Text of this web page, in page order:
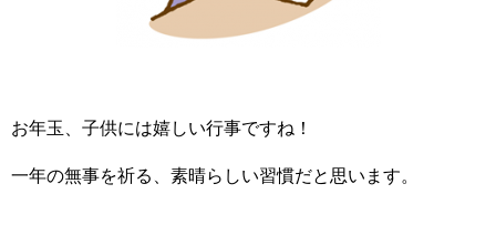
お年玉、子供には嬉しい行事ですね！
一年の無事を祈る、素晴らしい習慣だと思います。